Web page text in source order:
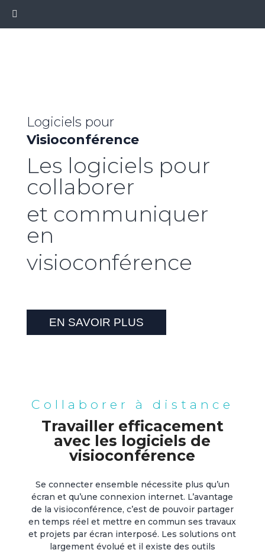
Logiciels pour
Visioconférence
Les logiciels pour
collaborer
et communiquer
en
visioconférence
EN SAVOIR PLUS
Collaborer à distance
Travailler efficacement
avec les logiciels de
visioconférence
Se connecter ensemble nécessite plus qu’un
écran et qu’une connexion internet. L’avantage
de la visioconférence, c’est de pouvoir partager
en temps réel et mettre en commun ses travaux
et projets par écran interposé. Les solutions ont
largement évolué et il existe des outils